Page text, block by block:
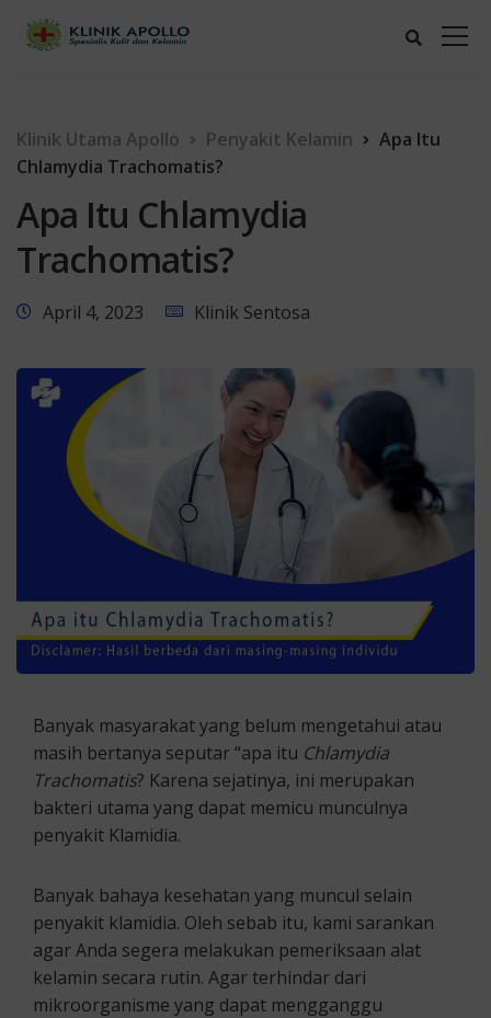
Klinik Utama Apollo Penyakit Kelamin
Apa Itu
Chlamydia Trachomatis?
Apa Itu Chlamydia
Trachomatis?
April 4, 2023 Klinik Sentosa
Banyak masyarakat yang belum mengetahui atau
masih bertanya seputar “apa itu Chlamydia
Trachomatis? Karena sejatinya, ini merupakan
bakteri utama yang dapat memicu munculnya
penyakit Klamidia.
Banyak bahaya kesehatan yang muncul selain
penyakit klamidia. Oleh sebab itu, kami sarankan
agar Anda segera melakukan pemeriksaan alat
kelamin secara rutin. Agar terhindar dari
mikroorganisme yang dapat mengganggu